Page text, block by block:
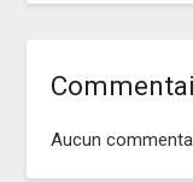
Aucun